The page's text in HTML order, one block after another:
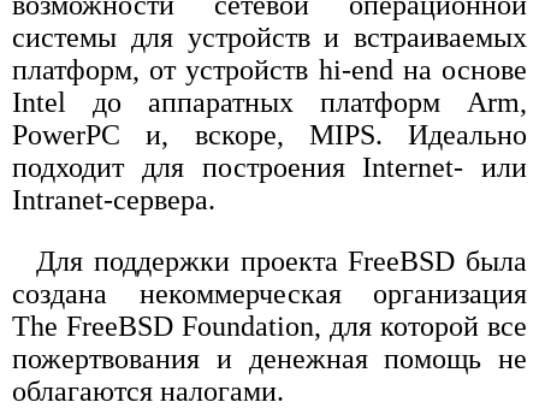
системы для устройств и встраиваемых
платформ, от устройств hi-end на основе
Intel до аппаратных платформ Arm,
PowerPC и, вскоре, MIPS. Идеально
подходит для построения Internet- или
Intranet-сервера.
Для поддержки проекта FreeBSD была
создана некоммерческая организация
The FreeBSD Foundation, для которой все
пожертвования и денежная помощь не
облагаются налогами.